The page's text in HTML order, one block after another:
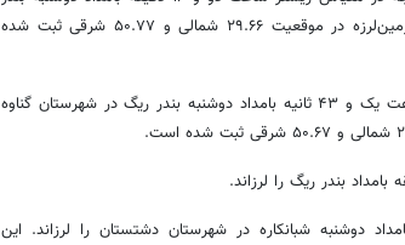
ریگ در شهرستان گناوه استان بوشهر را لرزاند. این زمین‌لرزه در موقعیت ۲۹.۶۶ شمالی و ۵۰.۷۷ شرقی ثبت شده
زمین‌لرزه‌ای به بزرگی ۳.۸ درجه در مقیاس ریشتر ساعت یک و ۴۳ ثانیه بامداد دوشنبه بندر ریگ در شهرستان گناوه
۳.۵ ریشتری ساعت ۲۶ دقیقه بامداد دوشنبه شبانکاره در شهرستان دشتستان را لرزاند. این